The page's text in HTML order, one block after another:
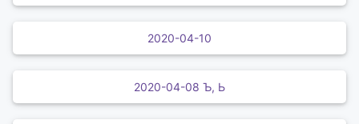
2020-04-10
2020-04-08 Ъ, Ь